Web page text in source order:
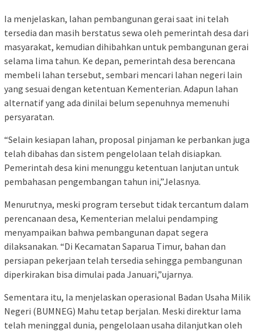
Ia menjelaskan, lahan pembangunan gerai saat ini telah
tersedia dan masih berstatus sewa oleh pemerintah desa dari
masyarakat, kemudian dihibahkan untuk pembangunan gerai
selama lima tahun. Ke depan, pemerintah desa berencana
membeli lahan tersebut, sembari mencari lahan negeri lain
yang sesuai dengan ketentuan Kementerian. Adapun lahan
alternatif yang ada dinilai belum sepenuhnya memenuhi
persyaratan.
“Selain kesiapan lahan, proposal pinjaman ke perbankan juga
telah dibahas dan sistem pengelolaan telah disiapkan.
Pemerintah desa kini menunggu ketentuan lanjutan untuk
pembahasan pengembangan tahun ini,”Jelasnya.
Menurutnya, meski program tersebut tidak tercantum dalam
perencanaan desa, Kementerian melalui pendamping
menyampaikan bahwa pembangunan dapat segera
dilaksanakan. “Di Kecamatan Saparua Timur, bahan dan
persiapan pekerjaan telah tersedia sehingga pembangunan
diperkirakan bisa dimulai pada Januari,”ujarnya.
Sementara itu, Ia menjelaskan operasional Badan Usaha Milik
Negeri (BUMNEG) Mahu tetap berjalan. Meski direktur lama
telah meninggal dunia, pengelolaan usaha dilanjutkan oleh